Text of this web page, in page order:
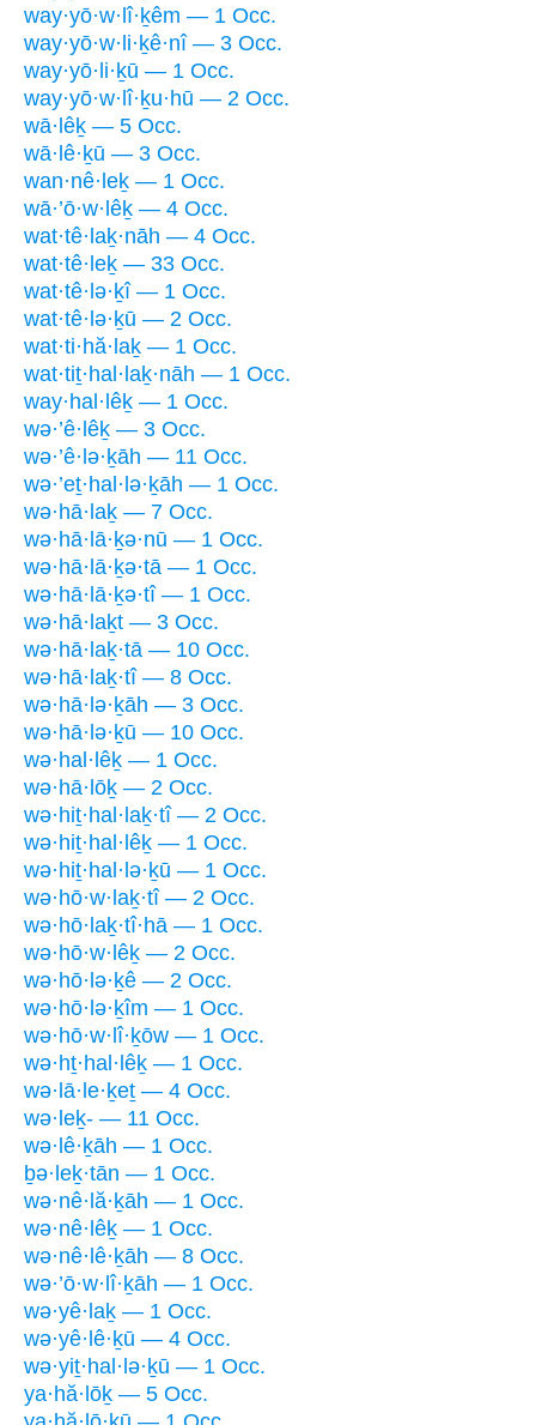
way·yō·w·lî·ḵêm — 1 Occ.
way·yō·w·li·ḵê·nî — 3 Occ.
way·yō·li·ḵū — 1 Occ.
way·yō·w·lî·ḵu·hū — 2 Occ.
wā·lêḵ — 5 Occ.
wā·lê·ḵū — 3 Occ.
wan·nê·leḵ — 1 Occ.
wā·’ō·w·lêḵ — 4 Occ.
wat·tê·laḵ·nāh — 4 Occ.
wat·tê·leḵ — 33 Occ.
wat·tê·lə·ḵî — 1 Occ.
wat·tê·lə·ḵū — 2 Occ.
wat·ti·hă·laḵ — 1 Occ.
wat·tiṯ·hal·laḵ·nāh — 1 Occ.
way·hal·lêḵ — 1 Occ.
wə·’ê·lêḵ — 3 Occ.
wə·’ê·lə·ḵāh — 11 Occ.
wə·’eṯ·hal·lə·ḵāh — 1 Occ.
wə·hā·laḵ — 7 Occ.
wə·hā·lā·ḵə·nū — 1 Occ.
wə·hā·lā·ḵə·tā — 1 Occ.
wə·hā·lā·ḵə·tî — 1 Occ.
wə·hā·laḵt — 3 Occ.
wə·hā·laḵ·tā — 10 Occ.
wə·hā·laḵ·tî — 8 Occ.
wə·hā·lə·ḵāh — 3 Occ.
wə·hā·lə·ḵū — 10 Occ.
wə·hal·lêḵ — 1 Occ.
wə·hā·lōḵ — 2 Occ.
wə·hiṯ·hal·laḵ·tî — 2 Occ.
wə·hiṯ·hal·lêḵ — 1 Occ.
wə·hiṯ·hal·lə·ḵū — 1 Occ.
wə·hō·w·laḵ·tî — 2 Occ.
wə·hō·laḵ·tî·hā — 1 Occ.
wə·hō·w·lêḵ — 2 Occ.
wə·hō·lə·ḵê — 2 Occ.
wə·hō·lə·ḵîm — 1 Occ.
wə·hō·w·lî·ḵōw — 1 Occ.
wə·hṯ·hal·lêḵ — 1 Occ.
wə·lā·le·ḵeṯ — 4 Occ.
wə·leḵ- — 11 Occ.
wə·lê·ḵāh — 1 Occ.
ḇə·leḵ·tān — 1 Occ.
wə·nê·lă·ḵāh — 1 Occ.
wə·nê·lêḵ — 1 Occ.
wə·nê·lê·ḵāh — 8 Occ.
wə·’ō·w·lî·ḵāh — 1 Occ.
wə·yê·laḵ — 1 Occ.
wə·yê·lê·ḵū — 4 Occ.
wə·yiṯ·hal·lə·ḵū — 1 Occ.
ya·hă·lōḵ — 5 Occ.